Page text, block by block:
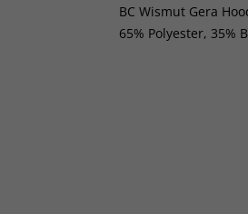
BC Wismut Gera
65% Polyester, 35%